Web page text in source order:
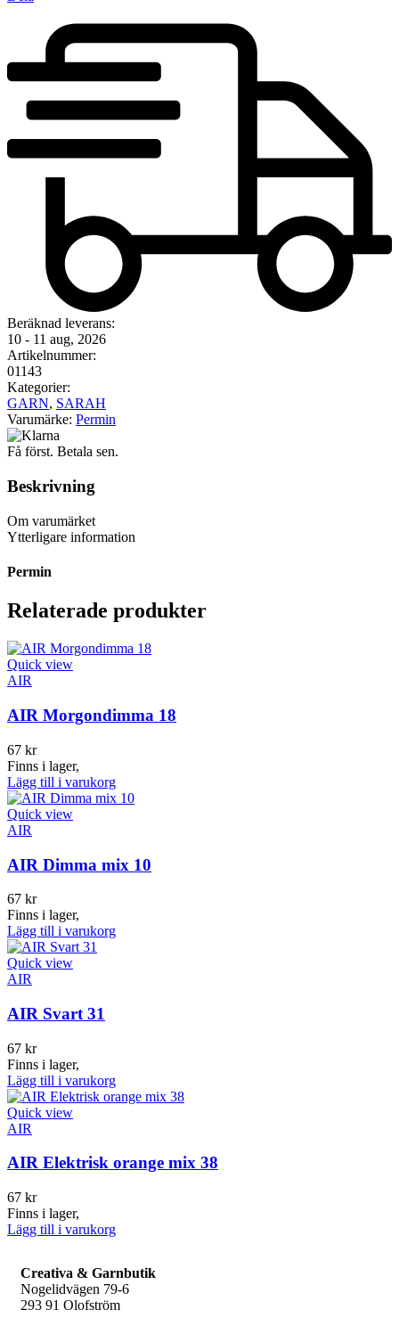
Beräknad leverans:
10 - 11 aug, 2026
Artikelnummer:
01143
Kategorier:
GARN, SARAH
Varumärke: Permin
Få först. Betala sen.
Beskrivning
Om varumärket
Ytterligare information
Permin
Relaterade produkter
Quick view
AIR
AIR Morgondimma 18
67 kr
Finns i lager,
Lägg till i varukorg
Quick view
AIR
AIR Dimma mix 10
67 kr
Finns i lager,
Lägg till i varukorg
Quick view
AIR
AIR Svart 31
67 kr
Finns i lager,
Lägg till i varukorg
Quick view
AIR
AIR Elektrisk orange mix 38
67 kr
Finns i lager,
Lägg till i varukorg
Creativa & Garnbutik
Nogelidvägen 79-6
293 91 Olofström